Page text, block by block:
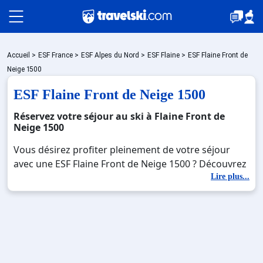
Packages
Stations
Accueil > ESF France > ESF Alpes du Nord > ESF Flaine > ESF Flaine Front de
Neige 1500
ESF Flaine Front de Neige 1500
Réservez votre séjour au ski à Flaine Front de
Neige 1500
Vous désirez profiter pleinement de votre séjour
avec une ESF Flaine Front de Neige 1500 ? Découvrez
nos offres de ESF Flaine Front de Neige 1500 pour
skier sans limite à noel, jour de l'an, février. Fermez
Lire plus...